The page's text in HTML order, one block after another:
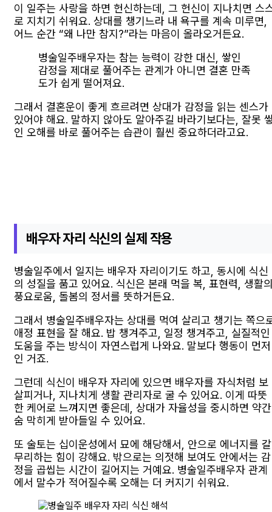
이 일주는 사랑을 하면 헌신하는데, 그 헌신이 지나치면 스
로 지치기 쉬워요. 상대를 챙기느라 내 욕구를 계속 미루면,
어느 순간 “왜 나만 참지?”라는 마음이 올라오거든요.
병술일주배우자는 참는 능력이 강한 대신, 쌓인
감정을 제대로 풀어주는 관계가 아니면 결혼 만족
도가 쉽게 떨어져요.
그래서 결혼운이 좋게 흐르려면 상대가 감정을 읽는 센스가
있어야 해요. 말하지 않아도 알아주길 바라기보다는, 잘못
인 오해를 바로 풀어주는 습관이 훨씬 중요하더라고요.
배우자 자리 식신의 실제 작용
병술일주에서 일지는 배우자 자리이기도 하고, 동시에 식신
의 성질을 품고 있어요. 식신은 본래 먹을 복, 표현력, 생활
풍요로움, 돌봄의 정서를 뜻하거든요.
그래서 병술일주배우자는 상대를 먹여 살리고 챙기는 쪽으
애정 표현을 잘 해요. 밥 챙겨주고, 일정 챙겨주고, 실질적인
도움을 주는 방식이 자연스럽게 나와요. 말보다 행동이 먼저
인 거죠.
그런데 식신이 배우자 자리에 있으면 배우자를 자식처럼 보
살피거나, 지나치게 생활 관리자로 굴 수 있어요. 이게 따뜻
한 케어로 느껴지면 좋은데, 상대가 자율성을 중시하면 약간
숨 막히게 받아들일 수 있어요.
또 술토는 십이운성에서 묘에 해당해서, 안으로 에너지를 갈
무리하는 힘이 강해요. 밖으로는 의젓해 보여도 안에서는 감
정을 곱씹는 시간이 길어지는 거예요. 병술일주배우자 관계
에서 말수가 적어질수록 오해는 더 커지기 쉬워요.